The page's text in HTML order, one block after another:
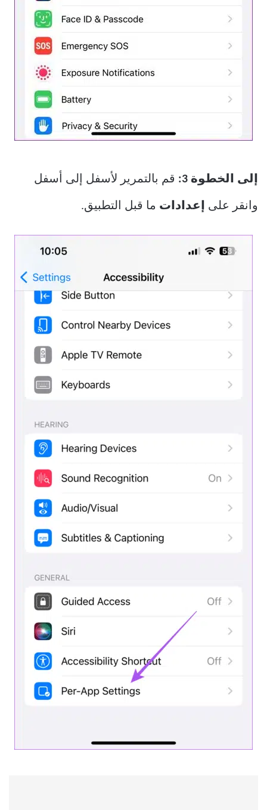
إلى الخطوة 3: قم بالتمرير لأسفل إلى أسفل
وانقر على إعدادات ما قبل التطبيق.